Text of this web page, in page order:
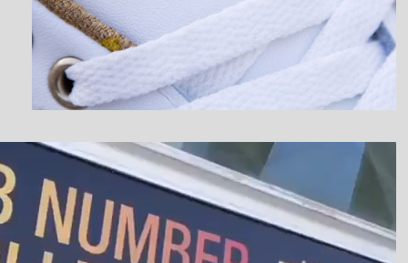
نمایشگر
ویدیو